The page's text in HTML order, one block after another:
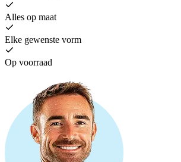
Alles op maat
Elke gewenste vorm
Op voorraad